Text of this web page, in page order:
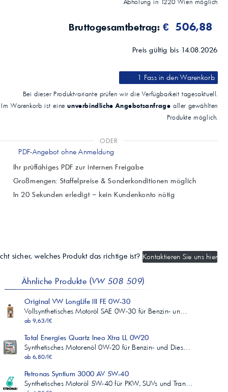
ASTM D 445
mm²/s
mm²/s
ASTM D 2270
Flammpunkt
°C
Abholung in 1220 Wien möglich
Bruttogesamtbetrag:€ 506,88
Preis gültig bis 14.08.2026
1 Fassin den Warenkorb
Bei dieser Produktvariante prüfen wir die Verfügbarkeit tagesaktuell.
Im Warenkorb ist eineunverbindliche Angebotsanfrage aller gewählten
Produkte möglich.
ODER
PDF-Angebot ohne Anmeldung
Ihr prüffähiges PDF zur internen Freigabe
Großmengen: Staffelpreise & Sonderkonditionen möglich
In 20 Sekunden erledigt – kein Kundenkonto nötig
sicher, welches Produkt das richtige ist? Kontaktieren Sie uns hier
Ähnliche Produkte (VW 508 509)
Original VW LongLife III FE 0W-30
Vollsynthetisches Motoröl SAE 0W-30 für Benzin- un…
ab 9,63/l€
Total Energies Quartz Ineo Xtra LL 0W20
Synthetisches Motorenöl 0W-20 für Benzin- und Dies…
ab 6,80/l€
Petronas Syntium 3000 AV 5W-40
Synthetisches Motoröl 5W-40 für PKW, SUVs und Tran…